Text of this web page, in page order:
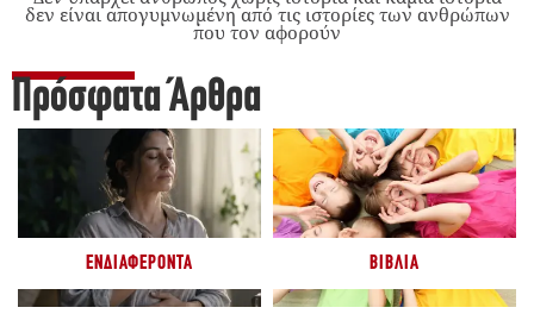
δεν είναι απογυμνωμένη από τις ιστορίες των ανθρώπων
που τον αφορούν
Πρόσφατα Άρθρα
ΕΝΔΙΑΦΈΡΟΝΤΑ ΒΙΒΛΊΑ